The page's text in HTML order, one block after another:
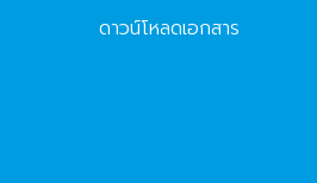
ดาวน์โหลดเอกสาร